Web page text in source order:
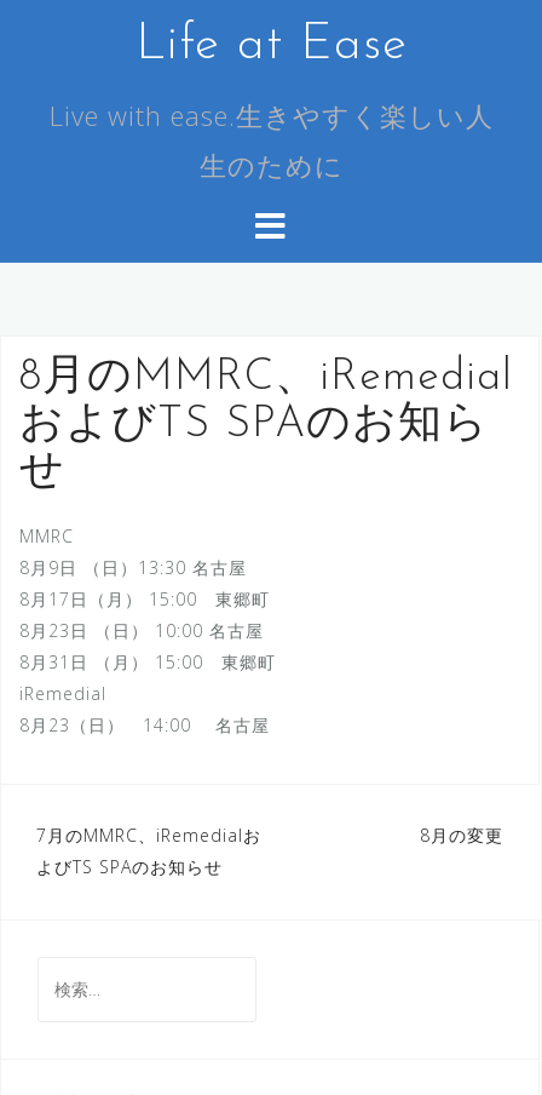
ッ
Life at Ease
Live with ease.生きやすく楽しい人
生のために
8月のMMRC、iRemedial
およびTS SPAのお知ら
せ
MMRC
8月9日 （日）13:30 名古屋
8月17日（月） 15:00 東郷町
8月23日 （日） 10:00 名古屋
8月31日 （月） 15:00 東郷町
iRemedial
8月23（日） 14:00 名古屋
投
稿
ゲ
7月のMMRC、iRemedialお
よびTS SPAのお知らせ
8月の変更
索: